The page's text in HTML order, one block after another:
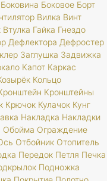
Боковина Боковое Борт
Вилка Винт
Втулка Гайка Гнездо
Дефлектора Дефростер
Заглушка Задвижка
Капот Каркас
Кольцо
Кронштейны
Крючок Кулачок Кунг
Накладка Накладки
Обойма Ограждение
Отбойник Отопитель
Передок Петля Печка
Подножка